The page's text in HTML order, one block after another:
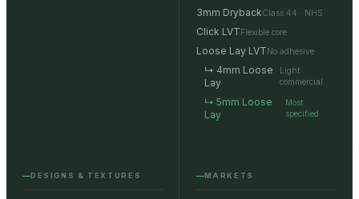
3mm DrybackClass 44 · NHS
Click LVTFlexible core
Loose Lay LVTNo adhesive
↳ 4mm Loose
Lay
Light
commercial
↳ 5mm Loose
Lay
Most
specified
DESIGNS & TEXTURES MARKETS